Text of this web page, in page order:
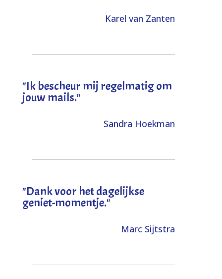
Karel van Zanten
"Ik bescheur mij regelmatig om
jouw mails."
Sandra Hoekman
"Dank voor het dagelijkse
geniet-momentje."
Marc Sijtstra